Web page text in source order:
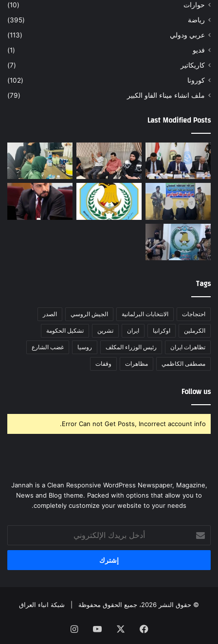
حوارات
(10)
رياضة
(395)
عربي ودولي
(113)
فديو
(1)
كاريكاتير
(7)
كورونا
(102)
ملف انشاء ميناء الفاو الكبير
(79)
Last Modified Posts
Tags
احتجاجات الانتخابات البرلمانية الجيش الروسي الصدر
الكرملين اوكرانيا ايران تشرين تشكيل الحكومة
تظاهرات ايران رئيس الوزراء المكلف روسيا غضب الشارع
مصطفى الكاظمي مظاهرات وقفات
Follow us
Error Can not Get Posts, Incorrect account info.
Jannah is a Clean Responsive WordPress Newspaper, Magazine,
News and Blog theme. Packed with options that allow you to
completely customize your website to your needs.
بريدك
الإلكتروني
© حقوق النشر 2026، جميع الحقوق محفوظة | شبكة انباء العراق
فيسبوك ‫YouTubeانستقرام